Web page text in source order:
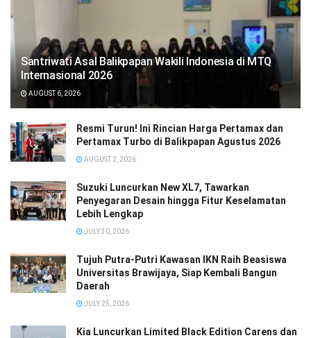
Santriwati Asal Balikpapan Wakili Indonesia di MTQ
Internasional 2026
AUGUST 6, 2026
Resmi Turun! Ini Rincian Harga Pertamax dan
Pertamax Turbo di Balikpapan Agustus 2026
AUGUST 2, 2026
Suzuki Luncurkan New XL7, Tawarkan
Penyegaran Desain hingga Fitur Keselamatan
Lebih Lengkap
JULY 30, 2026
Tujuh Putra-Putri Kawasan IKN Raih Beasiswa
Universitas Brawijaya, Siap Kembali Bangun
Daerah
JULY 25, 2026
Kia Luncurkan Limited Black Edition Carens dan